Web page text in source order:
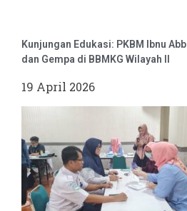
Kunjungan Edukasi: PKBM Ibnu
dan Gempa di BBMKG Wilayah II
19 April 2026